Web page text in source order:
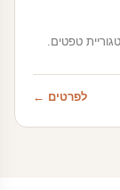
טפטים.
לפרטים ←